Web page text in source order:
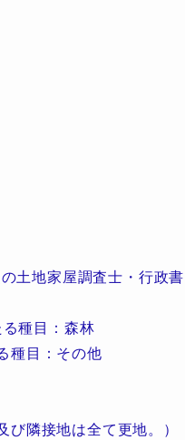
土地家屋調査士・行政書
種目：森林
種目：その他
隣接地は全て更地。）